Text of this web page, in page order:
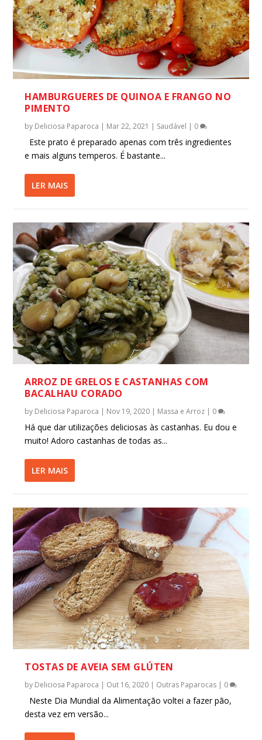
HAMBURGUERES DE QUINOA E FRANGO NO
PIMENTO
by Deliciosa Paparoca | Mar 22, 2021 | Saudável | 0
Este prato é preparado apenas com três ingredientes
e mais alguns temperos. É bastante...
LER MAIS
ARROZ DE GRELOS E CASTANHAS COM
BACALHAU CORADO
by Deliciosa Paparoca | Nov 19, 2020 | Massa e Arroz | 0
Há que dar utilizações deliciosas às castanhas. Eu dou e
muito! Adoro castanhas de todas as...
LER MAIS
TOSTAS DE AVEIA SEM GLÚTEN
by Deliciosa Paparoca | Out 16, 2020 | Outras Paparocas | 0
Neste Dia Mundial da Alimentação voltei a fazer pão,
desta vez em versão...